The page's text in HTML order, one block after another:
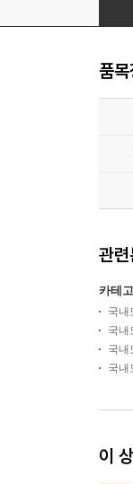
품
관
카테
국내
국내
국내
국내
이